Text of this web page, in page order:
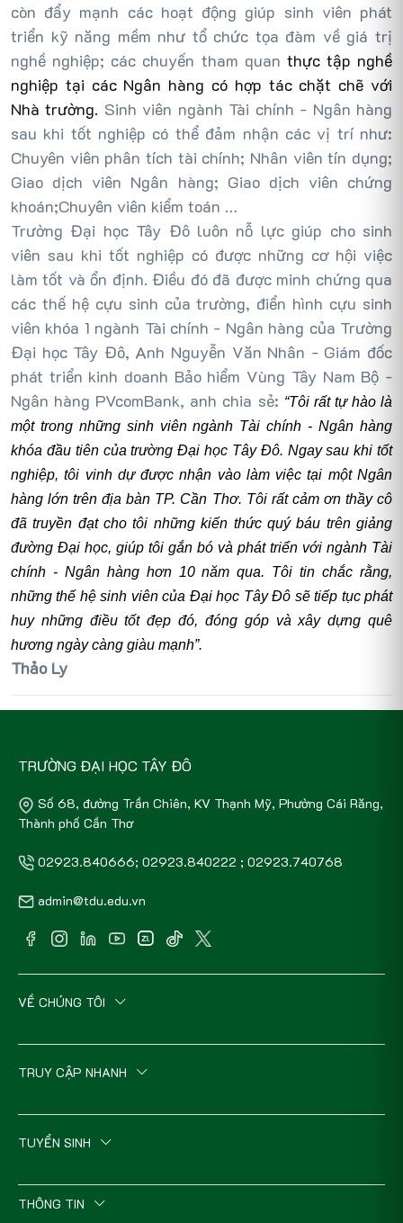
còn đẩy mạnh các hoạt động giúp sinh viên phát
triển kỹ năng mềm như tổ chức tọa đàm về giá trị
nghề nghiệp; các chuyến tham quan thực tập nghề
nghiệp tại các Ngân hàng có hợp tác chặt chẽ với
Nhà trường. Sinh viên ngành Tài chính - Ngân hàng
sau khi tốt nghiệp có thể đảm nhận các vị trí như:
Chuyên viên phân tích tài chính; Nhân viên tín dụng;
Giao dịch viên Ngân hàng; Giao dịch viên chứng
khoán;Chuyên viên kiểm toán …
Trường Đại học Tây Đô luôn nỗ lực giúp cho sinh
viên sau khi tốt nghiệp có được những cơ hội việc
làm tốt và ổn định. Điều đó đã được minh chứng qua
các thế hệ cựu sinh của trường, điển hình cựu sinh
viên khóa 1 ngành Tài chính - Ngân hàng của Trường
Đại học Tây Đô, Anh Nguyễn Văn Nhân - Giám đốc
phát triển kinh doanh Bảo hiểm Vùng Tây Nam Bộ -
Ngân hàng PVcomBank, anh chia sẻ: “Tôi rất tự hào là
một trong những sinh viên ngành Tài chính - Ngân hàng
khóa đầu tiên của trường Đại học Tây Đô. Ngay sau khi tốt
nghiệp, tôi vinh dự được nhận vào làm việc tại một Ngân
hàng lớn trên địa bàn TP. Cần Thơ. Tôi rất cảm ơn thầy cô
đã truyền đạt cho tôi những kiến thức quý báu trên giảng
đường Đại học, giúp tôi gắn bó và phát triển với ngành Tài
chính - Ngân hàng hơn 10 năm qua. Tôi tin chắc rằng,
những thế hệ sinh viên của Đại học Tây Đô sẽ tiếp tục phát
huy những điều tốt đẹp đó, đóng góp và xây dựng quê
hương ngày càng giàu mạnh”.
Thảo Ly
TRƯỜNG ĐẠI HỌC TÂY ĐÔ
Số 68, đường Trần Chiên, KV Thạnh Mỹ, Phường Cái Răng,
Thành phố Cần Thơ
02923.840666; 02923.840222 ; 02923.740768
admin@tdu.edu.vn
VỀ CHÚNG TÔI
TRUY CẬP NHANH
TUYỂN SINH
THÔNG TIN